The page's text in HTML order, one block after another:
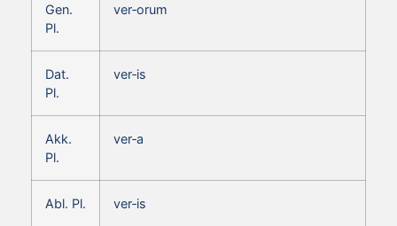
Gen.
Pl.
ver‑orum
Dat.
Pl.
ver‑is
Akk.
Pl.
ver‑a
Abl. Pl. ver‑is